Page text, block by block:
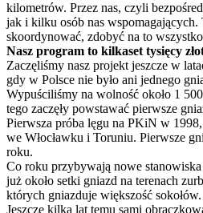
kilometrów. Przez nas, czyli
jak i kilku osób nas wspomagających.
skoordynować, zdobyć na to
Nasz program to kilkaset tysięcy
Zaczęliśmy nasz projekt jeszcze w
gdy w Polsce nie było ani jednego
Wypuściliśmy na wolność około 1
tego zaczęły powstawać pierwsze
Pierwsza próba lęgu na PKiN w
we Włocławku i Toruniu. Pierwsze
roku.
Co roku przybywają nowe
już około setki gniazd na terenach
których gniazduje większość sokołów.
Jeszcze kilka lat temu sami